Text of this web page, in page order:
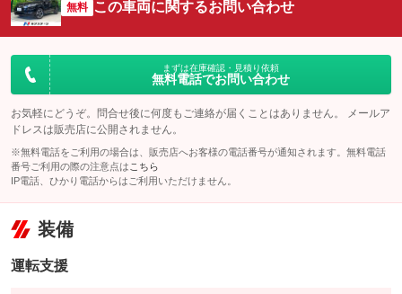
無料 この車両に関するお問い合わせ
まずは在庫確認・見積り依頼
無料電話でお問い合わせ
お気軽にどうぞ。問合せ後に何度もご連絡が届くことはありません。 メールア
ドレスは販売店に公開されません。
※無料電話をご利用の場合は、販売店へお客様の電話番号が通知されます。無料電話
番号ご利用の際の注意点は こちら
IP電話、ひかり電話からはご利用いただけません。
装備
運転支援